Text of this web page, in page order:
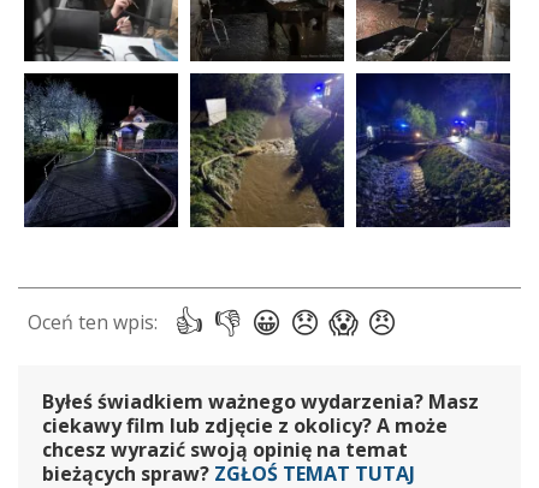
Byłeś świadkiem ważnego wydarzenia? Masz
ciekawy film lub zdjęcie z okolicy? A może
chcesz wyrazić swoją opinię na temat
bieżących spraw? ZGŁOŚ TEMAT TUTAJ